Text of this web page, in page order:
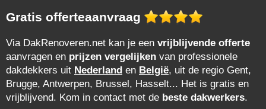
Gratis offerteaanvraag
Via DakRenoveren.net kan je een vrijblijvende offerte
aanvragen en prijzen vergelijken van professionele
dakdekkers uit Nederland en België, uit de regio Gent,
Brugge, Antwerpen, Brussel, Hasselt... Het is gratis en
vrijblijvend. Kom in contact met de beste dakwerkers.